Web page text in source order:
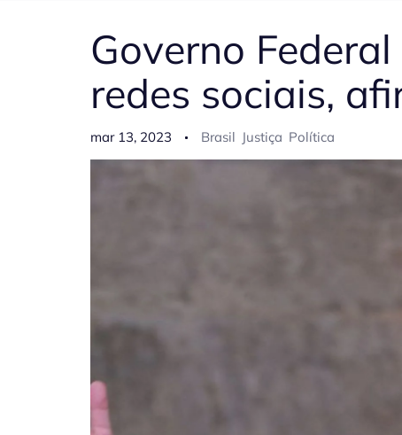
Governo
redes sociais,
mar 13, 2023 Brasil Justiça Política